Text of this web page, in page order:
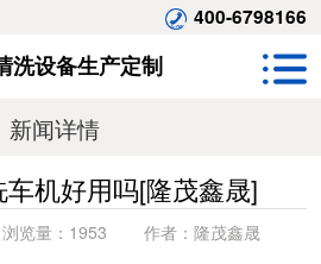
400-6798166
洗设备生产定制
新闻详情
机好用吗[隆茂鑫晟]
浏览量： 1953 作者： 隆茂鑫晟